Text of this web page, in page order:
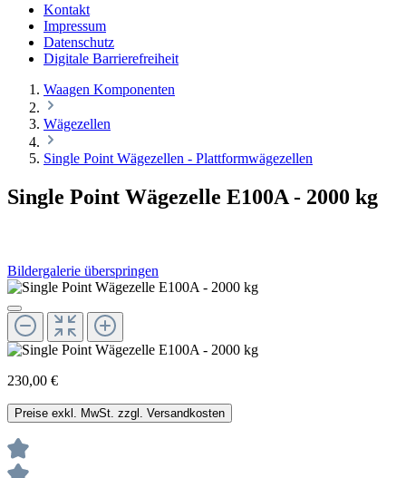
Kontakt
Impressum
Datenschutz
Digitale Barrierefreiheit
Waagen Komponenten
Wägezellen
Single Point Wägezellen - Plattformwägezellen
Single Point Wägezelle E100A - 2000 kg
Bildergalerie überspringen
230,00 €
Preise exkl. MwSt. zzgl. Versandkosten